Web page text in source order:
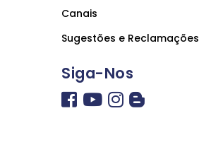
Canais
Sugestões e Reclamações
Siga-Nos